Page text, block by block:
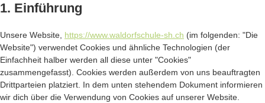
1. Einführung
Unsere Website, https://www.waldorfschule-sh.ch (im folgenden: "Die
Website") verwendet Cookies und ähnliche Technologien (der
Einfachheit halber werden all diese unter "Cookies"
zusammengefasst). Cookies werden außerdem von uns beauftragten
Drittparteien platziert. In dem unten stehendem Dokument informieren
wir dich über die Verwendung von Cookies auf unserer Website.